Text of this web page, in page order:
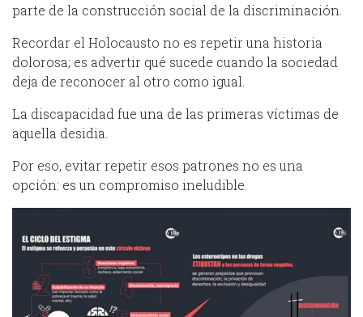
parte de la construcción social de la discriminación.
Recordar el Holocausto no es repetir una historia
dolorosa; es advertir qué sucede cuando la sociedad
deja de reconocer al otro como igual.
La discapacidad fue una de las primeras víctimas de
aquella desidia.
Por eso, evitar repetir esos patrones no es una
opción: es un compromiso ineludible.